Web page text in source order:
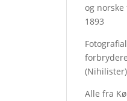
og
1893
(Nihilister)
Alle fra